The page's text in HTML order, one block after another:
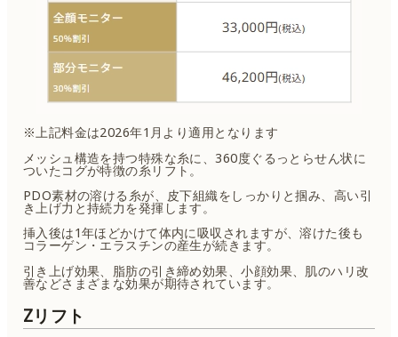
※上記料金は2026年1月より適用となります
メッシュ構造を持つ特殊な糸に、360度ぐるっとらせん状に
ついたコグが特徴の糸リフト。
PDO素材の溶ける糸が、皮下組織をしっかりと掴み、高い引
き上げ力と持続力を発揮します。
挿入後は1年ほどかけて体内に吸収されますが、溶けた後も
コラーゲン・エラスチンの産生が続きます。
引き上げ効果、脂肪の引き締め効果、小顔効果、肌のハリ改
善などさまざまな効果が期待されています。
Zリフト